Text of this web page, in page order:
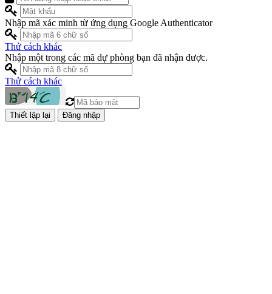
Nhập mã xác minh từ ứng dụng Google Authenticator
Thử cách khác
Nhập một trong các mã dự phòng bạn đã nhận được.
Thử cách khác
Đăng nhập